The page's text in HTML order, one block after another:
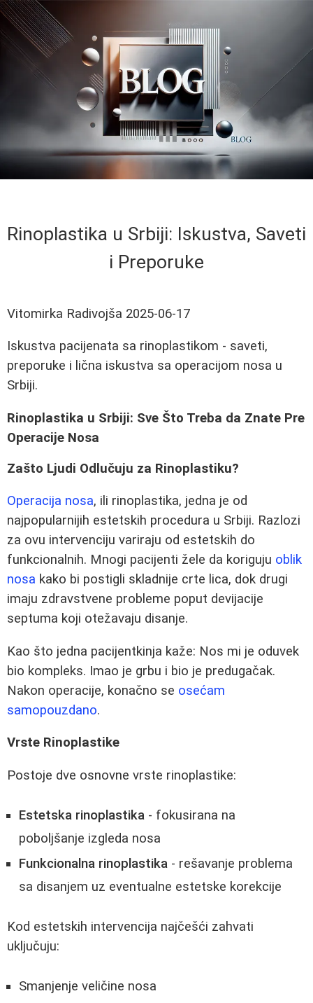
Rinoplastika u Srbiji: Iskustva, Saveti
i Preporuke
Vitomirka Radivojša 2025-06-17
Iskustva pacijenata sa rinoplastikom - saveti,
preporuke i lična iskustva sa operacijom nosa u
Srbiji.
Rinoplastika u Srbiji: Sve Što Treba da Znate Pre
Operacije Nosa
Zašto Ljudi Odlučuju za Rinoplastiku?
Operacija nosa, ili rinoplastika, jedna je od
najpopularnijih estetskih procedura u Srbiji. Razlozi
za ovu intervenciju variraju od estetskih do
funkcionalnih. Mnogi pacijenti žele da koriguju oblik
nosa kako bi postigli skladnije crte lica, dok drugi
imaju zdravstvene probleme poput devijacije
septuma koji otežavaju disanje.
Kao što jedna pacijentkinja kaže: Nos mi je oduvek
bio kompleks. Imao je grbu i bio je predugačak.
Nakon operacije, konačno se osećam
samopouzdano.
Vrste Rinoplastike
Postoje dve osnovne vrste rinoplastike:
Estetska rinoplastika - fokusirana na
poboljšanje izgleda nosa
Funkcionalna rinoplastika - rešavanje problema
sa disanjem uz eventualne estetske korekcije
Kod estetskih intervencija najčešći zahvati
uključuju:
Smanjenje veličine nosa